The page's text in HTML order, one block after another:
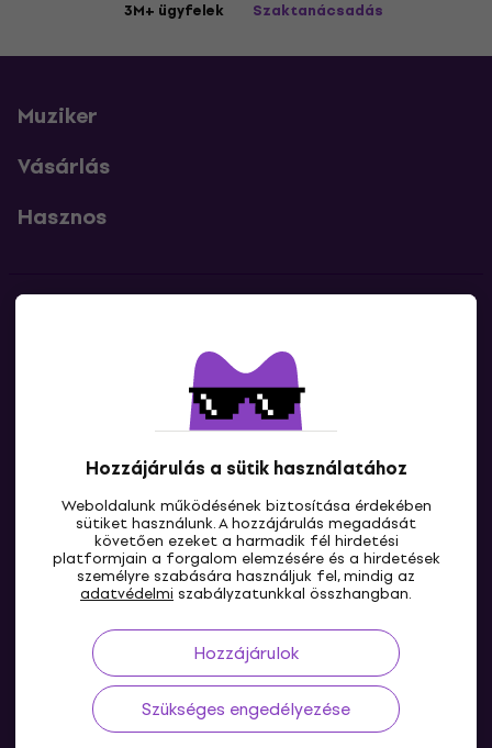
Hozzájárulás a sütik használatához
Weboldalunk működésének biztosítása érdekében
sütiket használunk. A hozzájárulás megadását
követően ezeket a harmadik fél hirdetési
platformjain a forgalom elemzésére és a hirdetések
személyre szabására használjuk fel, mindig az
adatvédelmi szabályzatunkkal összhangban.
Hozzájárulok
Szükséges engedélyezése
3M+ ügyfelek Szaktanácsadás
Muziker
Vásárlás
Hasznos
Lépj kapcsolatba velünk
HU